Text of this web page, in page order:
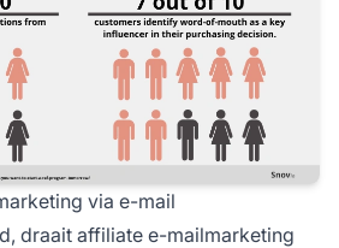
via e-mail
draait affiliate e-mailmarketing